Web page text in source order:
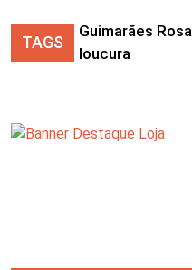
TAGS
Guimarães Rosa
loucura